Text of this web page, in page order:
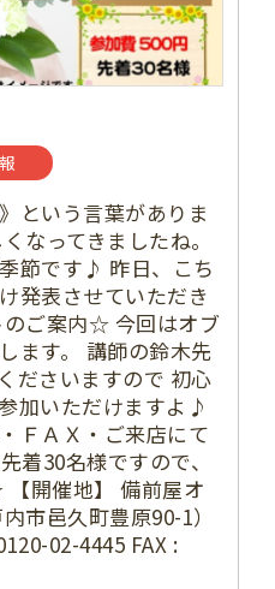
という言葉がありま
なってきましたね。
節です♪ 昨日、こち
発表させていただき
のご案内☆ 今回はオブ
ます。 講師の鈴木先
ださいますので 初心
加いただけますよ♪
ＦＡＸ・ご来店にて
着30名様ですので、
開催地】 備前屋オ
市邑久町豊原90-1）
02-4445 FAX :